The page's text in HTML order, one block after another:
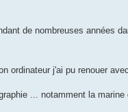
de nombreuses années
ordinateur j'ai pu renouer
... notamment la